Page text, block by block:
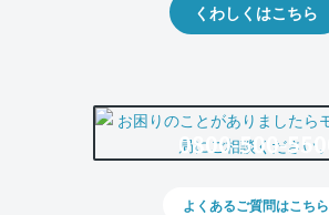
くわしくはこちら
0800-500-5500
よくあるご質問はこちら